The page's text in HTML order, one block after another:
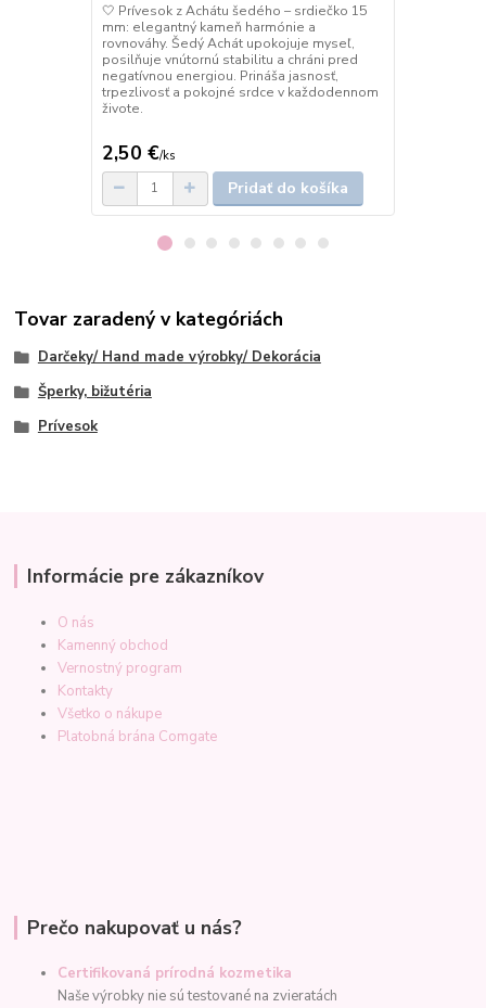
🤍 Prívesok z Achátu šedého – srdiečko 15
mm: elegantný kameň harmónie a
rovnováhy. Šedý Achát upokojuje myseľ,
posilňuje vnútornú stabilitu a chráni pred
negatívnou energiou. Prináša jasnosť,
trpezlivosť a pokojné srdce v každodennom
živote.
2,50 €/ks
Pridať do košíka
Tovar zaradený v kategóriách
Darčeky/ Hand made výrobky/ Dekorácia
Šperky, bižutéria
Prívesok
Informácie pre zákazníkov
O nás
Kamenný obchod
Vernostný program
Kontakty
Všetko o nákupe
Platobná brána Comgate
Prečo nakupovať u nás?
Certifikovaná prírodná kozmetika
Naše výrobky nie sú testované na zvieratách